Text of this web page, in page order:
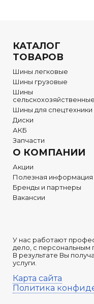
КАТАЛОГ
ТОВАРОВ
Шины легковые
Шины грузовые
Шины
сельскохозяйственные
Шины для спецтехники
Диски
АКБ
Запчасти
О КОМПАНИИ
Акции
Полезная информация
Бренды и партнеры
Вакансии
У нас работают
дело, с персональным
В результате Вы
услуги.
Карта сайта
Политика